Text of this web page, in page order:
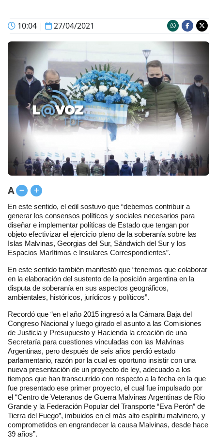
10:04 | 27/04/2021
A
En este sentido, el edil sostuvo que “debemos contribuir a
generar los consensos políticos y sociales necesarios para
diseñar e implementar políticas de Estado que tengan por
objeto efectivizar el ejercicio pleno de la soberanía sobre las
Islas Malvinas, Georgias del Sur, Sándwich del Sur y los
Espacios Marítimos e Insulares Correspondientes”.
En este sentido también manifestó que “tenemos que colaborar
en la elaboración del sustento de la posición argentina en la
disputa de soberanía en sus aspectos geográficos,
ambientales, históricos, jurídicos y políticos”.
Recordó que “en el año 2015 ingresó a la Cámara Baja del
Congreso Nacional y luego girado el asunto a las Comisiones
de Justicia y Presupuesto y Hacienda la creación de una
Secretaría para cuestiones vinculadas con las Malvinas
Argentinas, pero después de seis años perdió estado
parlamentario, razón por la cual es oportuno insistir con una
nueva presentación de un proyecto de ley, adecuado a los
tiempos que han transcurrido con respecto a la fecha en la que
fue presentado ese primer proyecto, el cual fue impulsado por
el “Centro de Veteranos de Guerra Malvinas Argentinas de Río
Grande y la Federación Popular del Transporte “Eva Perón” de
Tierra del Fuego”, imbuidos en el más alto espíritu malvinero, y
comprometidos en engrandecer la causa Malvinas, desde hace
39 años”.